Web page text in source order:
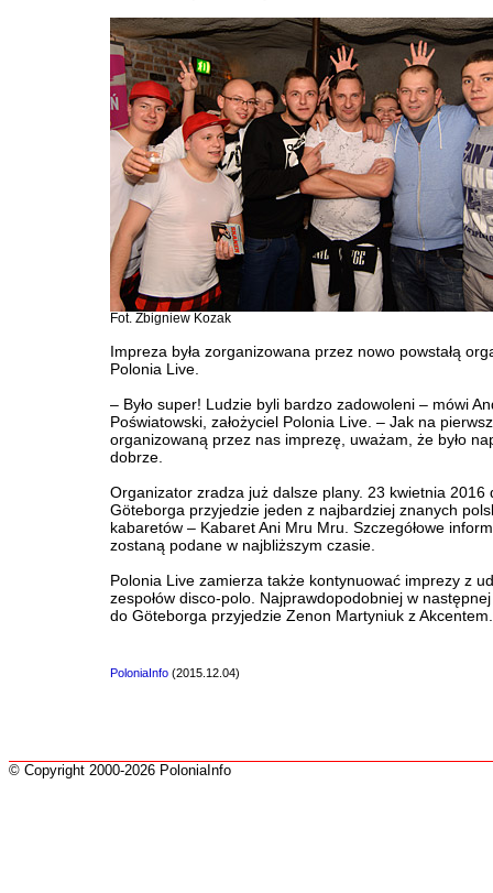
Fot. Zbigniew Kozak
Impreza była zorganizowana przez nowo powstałą
Polonia Live.
– Było super! Ludzie byli bardzo zadowoleni – mówi
Poświatowski, założyciel Polonia Live. – Jak na
organizowaną przez nas imprezę, uważam, że było
dobrze.
Organizator zradza już dalsze plany. 23 kwietnia 2016
Göteborga przyjedzie jeden z najbardziej znanych
kabaretów – Kabaret Ani Mru Mru. Szczegółowe
zostaną podane w najbliższym czasie.
Polonia Live zamierza także kontynuować imprezy z
zespołów disco-polo. Najprawdopodobniej w
do Göteborga przyjedzie Zenon Martyniuk z Akcentem.
PoloniaInfo (2015.12.04)
© Copyright 2000-2026 PoloniaInfo